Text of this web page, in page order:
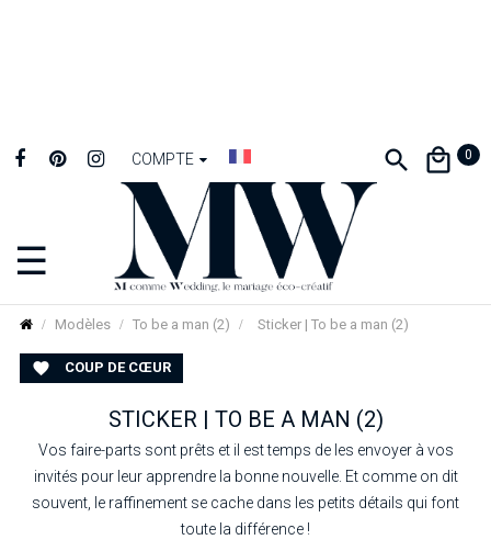
COMPTE 0
Basculer
la
navigation
☰
Modèles To be a man (2) Sticker | To be a man (2)
 COUP DE CŒUR
STICKER | TO BE A MAN (2)
Vos faire-parts sont prêts et il est temps de les envoyer à vos
invités pour leur apprendre la bonne nouvelle. Et comme on dit
souvent, le raffinement se cache dans les petits détails qui font
toute la différence !